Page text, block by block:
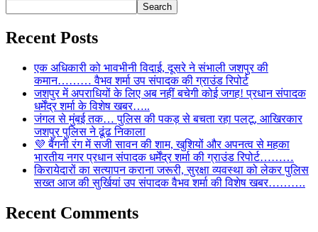
Search
Recent Posts
एक अधिकारी को भावभीनी विदाई, दूसरे ने संभाली जशपुर की
कमान……… वैभव शर्मा उप संपादक की ग्राउंड रिपोर्ट
जशपुर में अपराधियों के लिए अब नहीं बचेगी कोई जगह! प्रधान संपादक
धर्मेंद्र शर्मा के विशेष खबर…..
जंगल से मुंबई तक… पुलिस की पकड़ से बचता रहा पलटू, आखिरकार
जशपुर पुलिस ने ढूंढ निकाला
💜 बैंगनी रंग में सजी सावन की शाम, खुशियों और अपनत्व से महका
भारतीय नगर प्रधान संपादक धर्मेंद्र शर्मा की ग्राउंड रिपोर्ट………
किरायेदारों का सत्यापन कराना जरूरी, सुरक्षा व्यवस्था को लेकर पुलिस
सख्त आज की सुर्खियां उप संपादक वैभव शर्मा की विशेष खबर……….
Recent Comments